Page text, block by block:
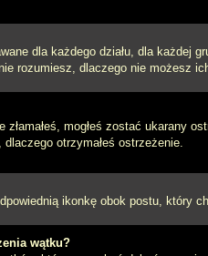
dla każdego działu, dla
rozumiesz, dlaczego nie możesz
mogłeś zostać ukarany
otrzymałeś ostrzeżenie.
ikonkę obok postu, który
wątku?